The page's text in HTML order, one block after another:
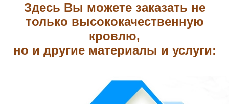
Здесь Вы можете заказать не
только высококачественную
кровлю,
но и другие материалы и услуги: